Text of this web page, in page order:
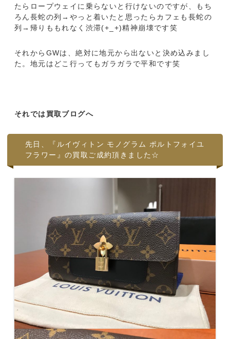
たらロープウェイに乗らないと行けないのですが、もち
ろん長蛇の列→やっと着いたと思ったらカフェも長蛇の
列→帰りももれなく渋滞(+_+)精神崩壊です笑
それからGWは、絶対に地元から出ないと決め込みまし
た。地元はどこ行ってもガラガラで平和です笑
それでは買取ブログへ
先日、『ルイヴィトン モノグラム ポルトフォイユ
フラワー』の買取ご成約頂きました☆